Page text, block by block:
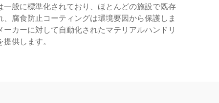
般に標準化されており、ほとんどの施設で既存
腐食防止コーティングは環境要因から保護しま
カーに対して自動化されたマテリアルハンドリ
供します。